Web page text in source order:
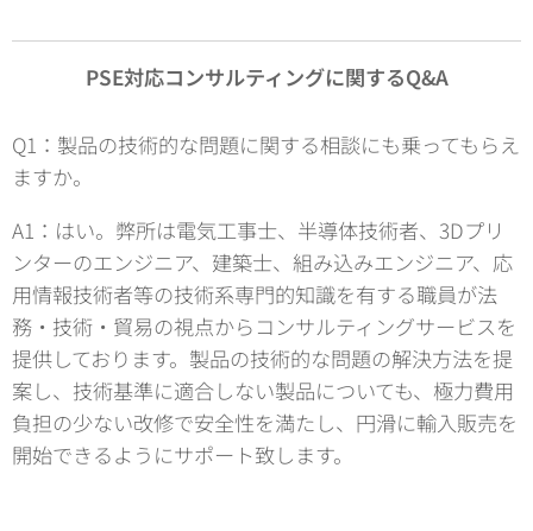
PSE対応コンサルティングに関するQ&A
Q1：製品の技術的な問題に関する相談にも乗ってもらえ
ますか。
A1：はい。弊所は電気工事士、半導体技術者、3Dプリ
ンターのエンジニア、建築士、組み込みエンジニア、応
用情報技術者等の技術系専門的知識を有する職員が法
務・技術・貿易の視点からコンサルティングサービスを
提供しております。製品の技術的な問題の解決方法を提
案し、技術基準に適合しない製品についても、極力費用
負担の少ない改修で安全性を満たし、円滑に輸入販売を
開始できるようにサポート致します。